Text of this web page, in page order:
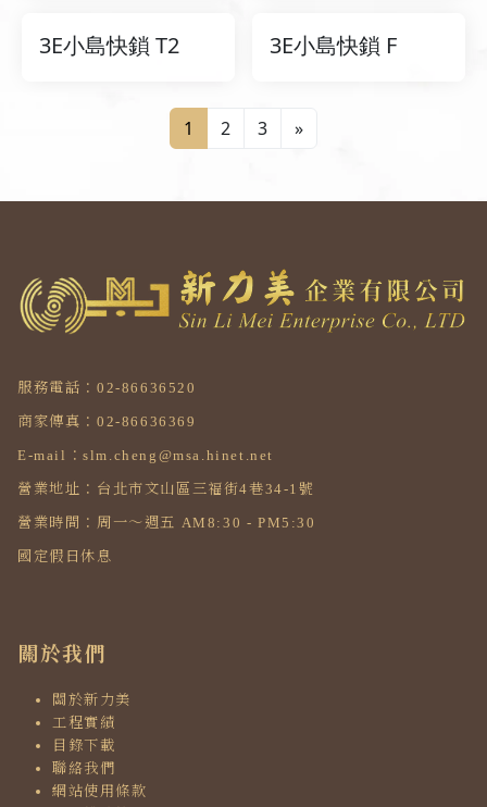
3E小島快鎖 T2 3E小島快鎖 F
1 2 3 »
服務電話：02-86636520
商家傳真：02-86636369
E-mail：slm.cheng@msa.hinet.net
營業地址：台北市文山區三福街4巷34-1號
營業時間：周一～週五 AM8:30 - PM5:30
國定假日休息
關於我們
關於新力美
工程實績
目錄下載
聯絡我們
網站使用條款